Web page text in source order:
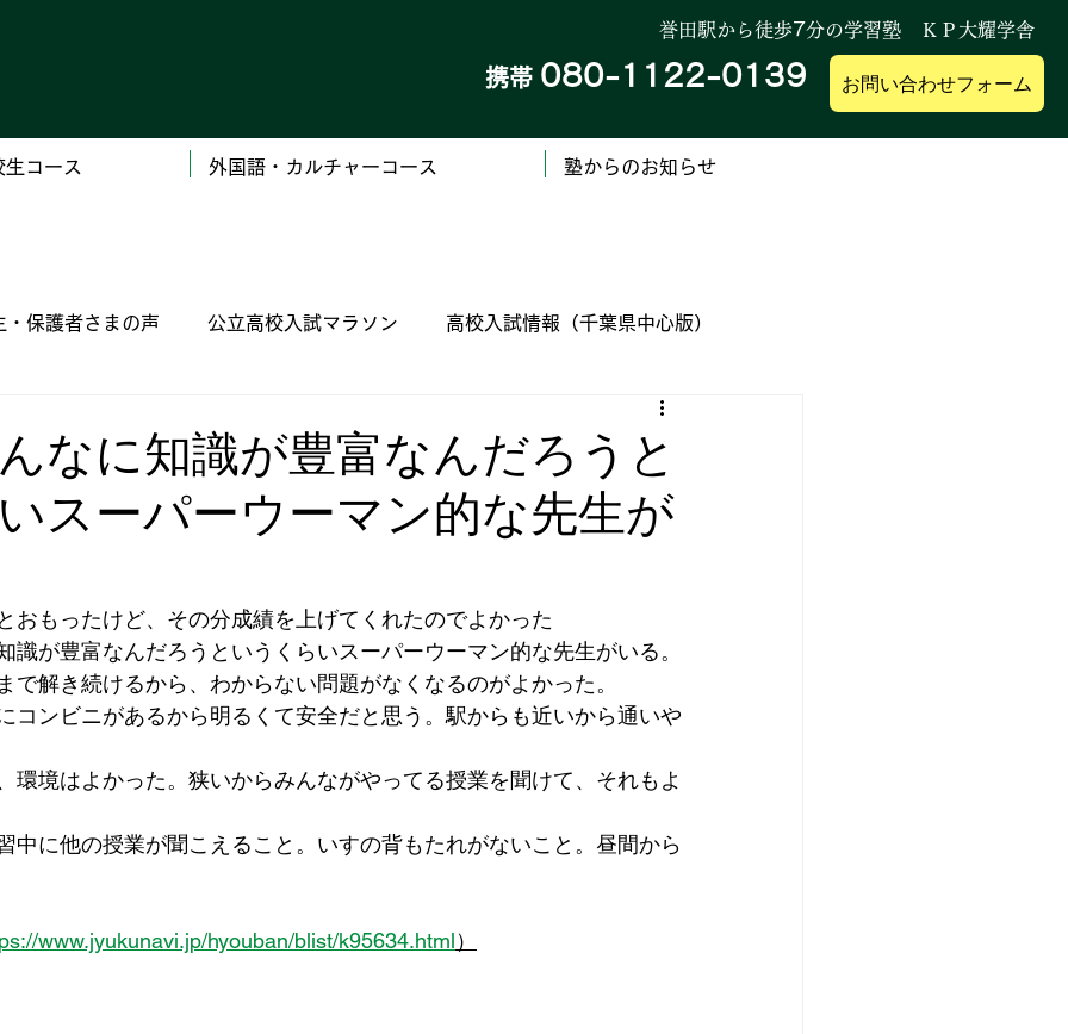
誉田駅から徒歩7分の学習塾 ＫＰ大耀学舎
携帯 080-1122-0139 お問い合わせフォーム
コース 外国語・カルチャーコース 塾からのお知らせ
・保護者さまの声 公立高校入試マラソン 高校入試情報（千葉県中心版）
（国立）木更津工業高等専門学校
漢字検定 数学検定
なに知識が豊富なんだろうと
スーパーウーマン的な先生が
おもったけど、その分成績を上げてくれたのでよかった
識が豊富なんだろうというくらいスーパーウーマン的な先生がいる。
で解き続けるから、わからない問題がなくなるのがよかった。
コンビニがあるから明るくて安全だと思う。駅からも近いから通いや
環境はよかった。狭いからみんながやってる授業を聞けて、それもよ
中に他の授業が聞こえること。いすの背もたれがないこと。昼間から
www.jyukunavi.jp/hyouban/blist/k95634.html）